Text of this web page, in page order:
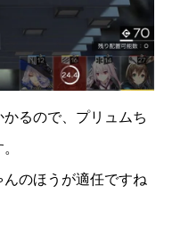
るので、プリュムち
のほうが適任ですね